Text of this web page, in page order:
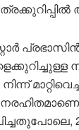
നിന്ന്